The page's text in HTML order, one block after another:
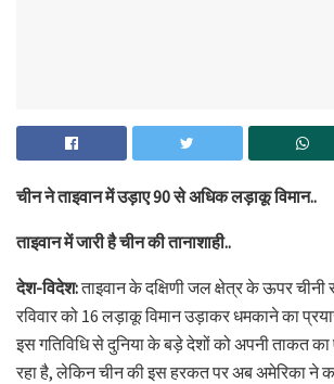
चीन ने ताइवान में उड़ाए 90 से अधिक लड़ाकू विमान..
ताइवान में जारी है चीन की तानाशाही..
देश-विदेश:ताइवान के दक्षिणी जल क्षेत्र के ऊपर
रविवार को 16 लड़ाकू विमान उड़ाकर धमकाने का
इस गतिविधि से दुनिया के बड़े देशों को अपनी ताकत
रहा है, लेकिन चीन की इस हरकत पर अब अमेरिका ने